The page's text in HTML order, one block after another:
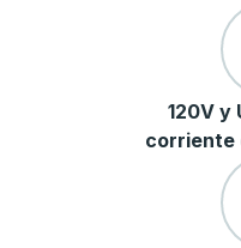
120V y
corriente